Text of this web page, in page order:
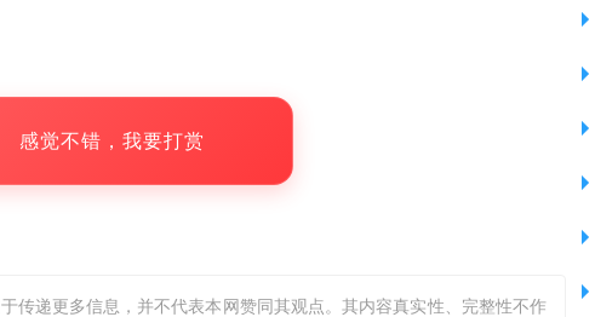
感觉不错，我要打赏
传递更多信息，并不代表本网赞同其观点。其内容真实性、完整性不作